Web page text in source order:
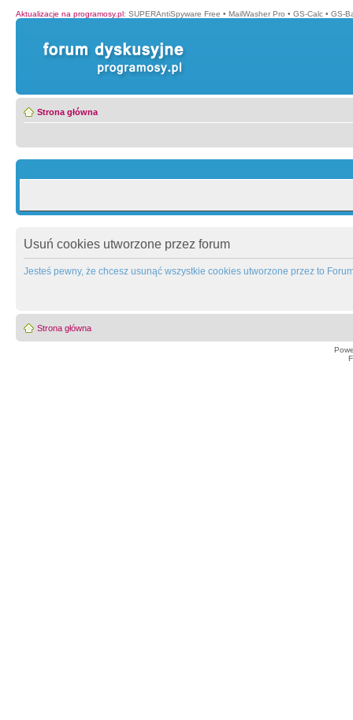
Aktualizacje na programosy.pl: SUPERAntiSpyware Free • MailWasher Pro • GS-Calc • GS-
Strona główna
Usuń cookies utworzone przez forum
Jesteś pewny, że chcesz usunąć wszystkie cookies utworzone przez to
Strona główna